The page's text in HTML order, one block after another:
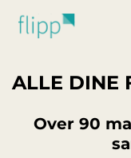
ALLE DINE
Over 90